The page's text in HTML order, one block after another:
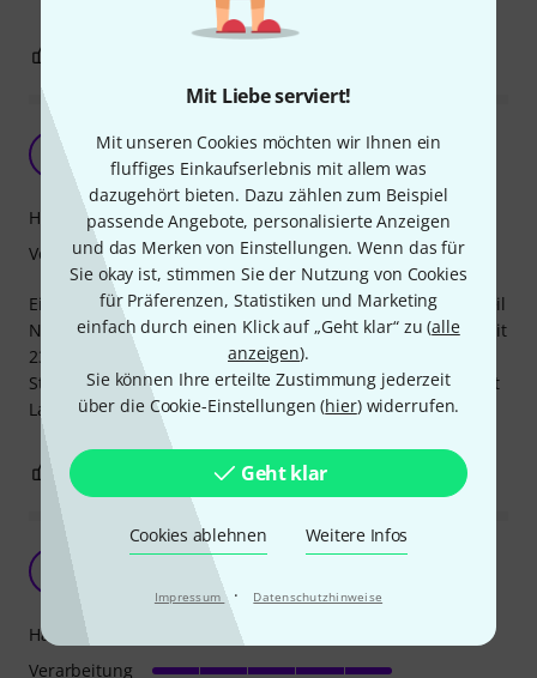
Mit Liebe serviert!
Mit unseren Cookies möchten wir Ihnen ein
fluffiges Einkaufserlebnis mit allem was
dazugehört bieten. Dazu zählen zum Beispiel
passende Angebote, personalisierte Anzeigen
und das Merken von Einstellungen. Wenn das für
Sie okay ist, stimmen Sie der Nutzung von Cookies
für Präferenzen, Statistiken und Marketing
einfach durch einen Klick auf „Geht klar“ zu (alle
anzeigen).
Sie können Ihre erteilte Zustimmung jederzeit
über die Cookie-Einstellungen (hier) widerrufen.
Geht klar
Cookies ablehnen Weitere Infos
Impressum · Datenschutzhinweise
MB Gute Tasche
Maxim B. 10.08.2021
Eine gute vielseitige Tasche. Ich benutze sie für Akkunetzteil
NOVOO Powerbank (um Klavier und Mischpult im Freien mit
230 V 50 Hz zu versorgen). Es bleibt Platz auch für
Steckdosenleiste und etwas Kabel, in der Seitentasche liegt
Ladegerät.
Handling
Verarbeitung
BEWERTUNG MELDEN
Klein aber oho!
Der MiXXer 12.08.2022
Handling
Verarbeitung